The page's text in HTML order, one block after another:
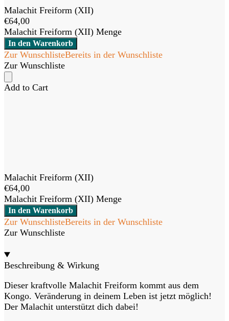
Malachit Freiform (XII)
€64,00
Malachit Freiform (XII) Menge
In den Warenkorb
Zur WunschlisteBereits in der Wunschliste
Zur Wunschliste
Add to Cart
Malachit Freiform (XII)
€64,00
Malachit Freiform (XII) Menge
In den Warenkorb
Zur WunschlisteBereits in der Wunschliste
Zur Wunschliste
Beschreibung & Wirkung
Dieser kraftvolle Malachit Freiform kommt aus dem
Kongo. Veränderung in deinem Leben ist jetzt möglich!
Der Malachit unterstützt dich dabei!